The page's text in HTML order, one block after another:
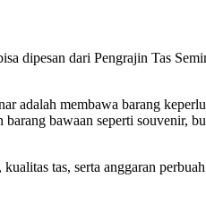
dipesan dari Pengrajin Tas
adalah membawa barang
bawaan seperti souvenir,
tas, serta anggaran